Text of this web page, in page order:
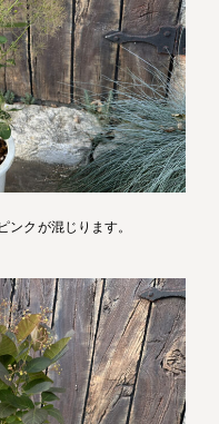
ンクが混じります。